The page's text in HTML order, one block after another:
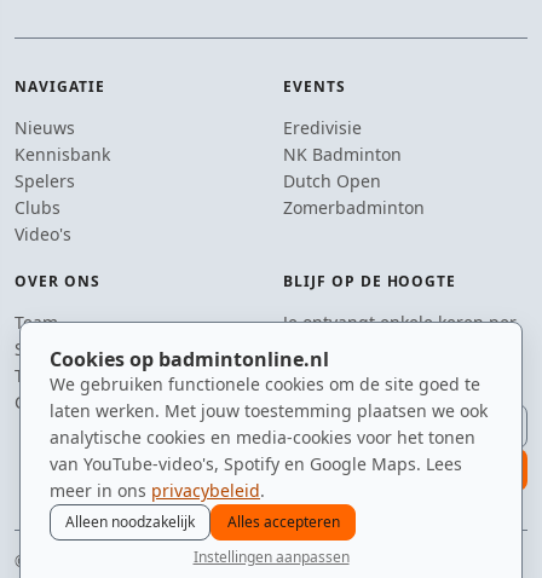
Cookies op badmintonline.nl
We gebruiken functionele cookies om de site goed te
laten werken. Met jouw toestemming plaatsen we ook
analytische cookies en media-cookies voor het tonen
van YouTube-video's, Spotify en Google Maps. Lees
meer in ons privacybeleid.
Alleen noodzakelijk
Alles accepteren
Instellingen aanpassen
NAVIGATIE
Nieuws
Kennisbank
Spelers
Clubs
Video's
EVENTS
Eredivisie
NK Badminton
Dutch Open
Zomerbadminton
OVER ONS
Team
Supporters
Tip de redactie
Contact
BLIJF OP DE HOOGTE
Je ontvangt enkele keren per
jaar een e-mail met het
laatste badmintonnieuws.
E-mailadres
aanmelden
© 2010–2026 badmintonline.nl · 100% veren, 0% plastic
spelers ranglijst zomer